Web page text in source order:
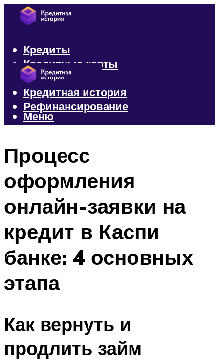
Кредиты
Кредитные карты
Микрозаймы
Кредитная история
Рефинансирование
Меню
Процесс
оформления
онлайн-заявки на
кредит в Каспи
банке: 4 основных
этапа
Как вернуть и
продлить займ